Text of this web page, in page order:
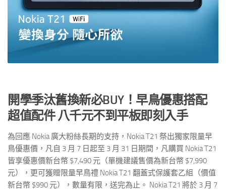
開學季汰舊換新必BUY！早鳥優惠搭配
超值配件 八千元不到平板即刻入手
為回應 Nokia 廣大粉絲長期的支持，Nokia T21 祭出獨家限量早
鳥優惠價，凡自 3 月 7 日起至 3 月 31 日期間，凡購買 Nokia T21
皆享優惠價新台幣 $7,490 元（單機建議售價為新台幣 $7,990
元），更可獲贈限量早鳥禮 Nokia T21 翻蓋式保護套乙組（價值
新台幣 $990 元），數量有限，送完為止。 Nokia T21 將於 3 月 7